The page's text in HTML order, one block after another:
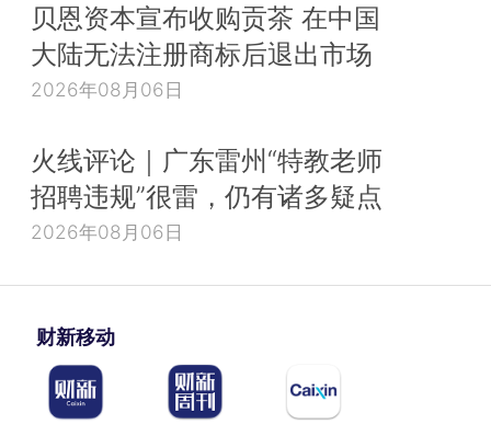
贝恩资本宣布收购贡茶 在中国
大陆无法注册商标后退出市场
2026年08月06日
火线评论｜广东雷州“特教老师
招聘违规”很雷，仍有诸多疑点
2026年08月06日
财新移动